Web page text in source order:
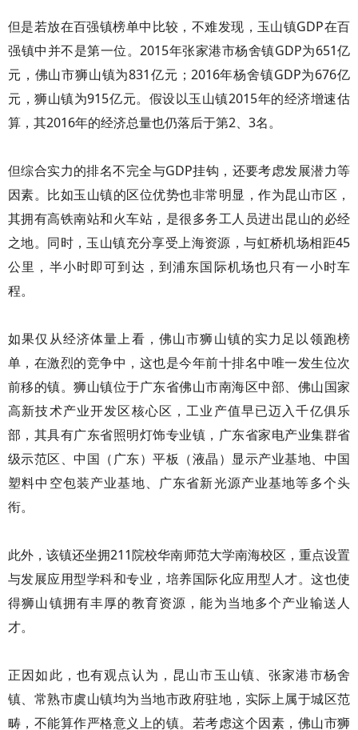
但是若放在百强镇榜单中比较，不难发现，玉山镇GDP在百
强镇中并不是第一位。2015年张家港市杨舍镇GDP为651亿
元，佛山市狮山镇为831亿元；2016年杨舍镇GDP为676亿
元，狮山镇为915亿元。假设以玉山镇2015年的经济增速估
算，其2016年的经济总量也仍落后于第2、3名。
但综合实力的排名不完全与GDP挂钩，还要考虑发展潜力等
因素。比如玉山镇的区位优势也非常明显，作为昆山市区，
其拥有高铁南站和火车站，是很多务工人员进出昆山的必经
之地。同时，玉山镇充分享受上海资源，与虹桥机场相距45
公里，半小时即可到达，到浦东国际机场也只有一小时车
程。
如果仅从经济体量上看，佛山市狮山镇的实力足以领跑榜
单，在激烈的竞争中，这也是今年前十排名中唯一发生位次
前移的镇。狮山镇位于广东省佛山市南海区中部、佛山国家
高新技术产业开发区核心区，工业产值早已迈入千亿俱乐
部，其具有广东省照明灯饰专业镇，广东省家电产业集群省
级示范区、中国（广东）平板（液晶）显示产业基地、中国
塑料中空包装产业基地、广东省新光源产业基地等多个头
衔。
此外，该镇还坐拥211院校华南师范大学南海校区，重点设置
与发展应用型学科和专业，培养国际化应用型人才。这也使
得狮山镇拥有丰厚的教育资源，能为当地多个产业输送人
才。
正因如此，也有观点认为，昆山市玉山镇、张家港市杨舍
镇、常熟市虞山镇均为当地市政府驻地，实际上属于城区范
畴，不能算作严格意义上的镇。若考虑这个因素，佛山市狮